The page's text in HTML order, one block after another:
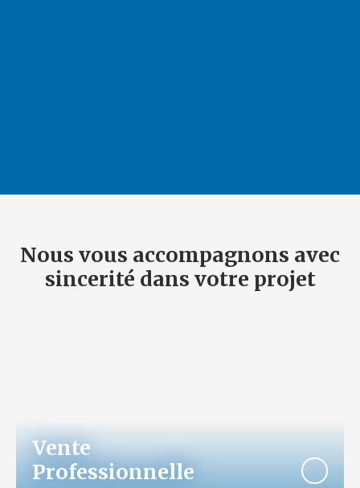
Nous vous accompagnons avec
sincerité dans votre projet
Vente
Professionnelle